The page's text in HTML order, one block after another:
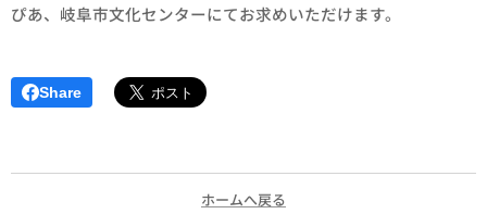
ぴあ、岐阜市文化センターにてお求めいただけます。
Share
ホームへ戻る